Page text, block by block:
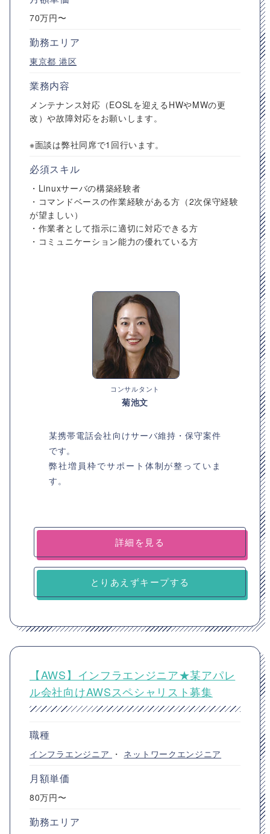
70万円〜
勤務エリア
東京都 港区
業務内容
メンテナンス対応（EOSLを迎えるHWやMWの更
改）や故障対応をお願いします。
※面談は弊社同席で1回行います。
必須スキル
・Linuxサーバの構築経験者
・コマンドベースの作業経験がある方（2次保守経験
が望ましい）
・作業者として指示に適切に対応できる方
・コミュニケーション能力の優れている方
コンサルタント
菊池文
某携帯電話会社向けサーバ維持・保守案件
です。
弊社増員枠でサポート体制が整っていま
す。
詳細を見る
とりあえずキープする
【AWS】インフラエンジニア★某アパレ
ル会社向けAWSスペシャリスト募集
職種
インフラエンジニア ・ ネットワークエンジニア
月額単価
80万円〜
勤務エリア